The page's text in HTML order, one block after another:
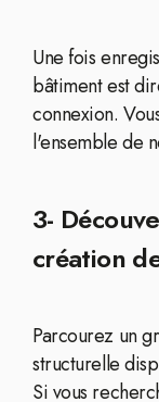
Une fois
bâtiment est
connexion.
l'ensemble de
3-
création
Parcourez un
structurelle
Si vous